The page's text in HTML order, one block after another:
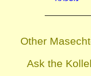
Other
Ask the Kollel